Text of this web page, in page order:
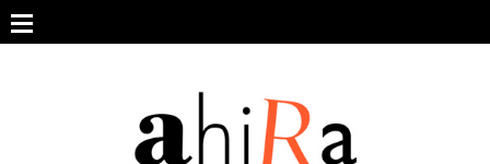
content
ARCHIVO DE REVISTAS